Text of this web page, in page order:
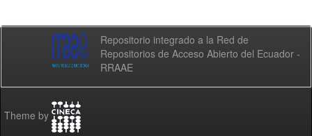
Repositorio integrado a la Red de
Repositorios de Acceso Abierto del Ecuador -
RRAAE
Theme by